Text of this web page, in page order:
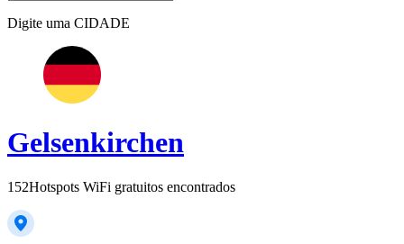
Digite uma CIDADE
Gelsenkirchen
152Hotspots WiFi gratuitos encontrados